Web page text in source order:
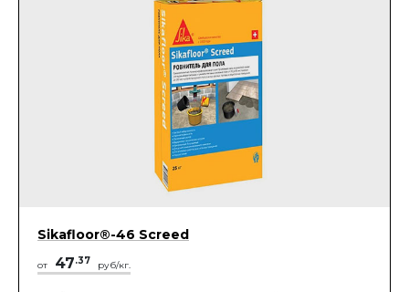
Sikafloor®-46 Screed
от 47.37 руб/кг.